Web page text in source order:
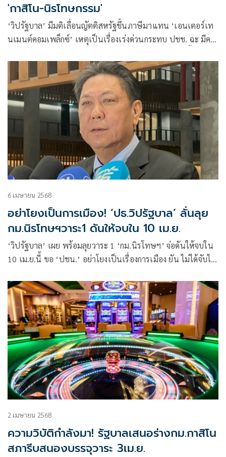
'กาสิโน-นิรโทษกรรม'
‘วิปรัฐบาล’ มีมติเลื่อนญัตติสหรัฐขึ้นภาษีมาแทน ‘เอนเตอร์เท
นเมนต์คอมเพล็กซ์’ เหตุเป็นเรื่องเร่งด่วนกระทบ ปชช. ฉะ มีคน
หรือยัง ไม่ใช่เอะอะให้ถอน
6 เมษายน 2568
อย่าโยงเป็นการเมือง! ‘ปธ.วิปรัฐบาล’ ลั่นลุย
กม.นิรโทษฯวาระ1 ดันให้จบใน 10 เม.ย.
‘วิปรัฐบาล’ เผย พร้อมลุยวาระ 1 ‘กม.นิรโทษฯ’ จ่อดันให้จบใน
10 เม.ย.นี้ ขอ ‘ปชน.’ อย่าโยงเป็นเรื่องการเมือง ยัน ไม่ได้จับไว้
ของพรรคร่วมอยู่แล้ว
2 เมษายน 2568
ความวิบัติกำลังมา! รัฐบาลเสนอร่างกม.กาสิโน
สภารีบสนองบรรจุวาระ 3เม.ย.